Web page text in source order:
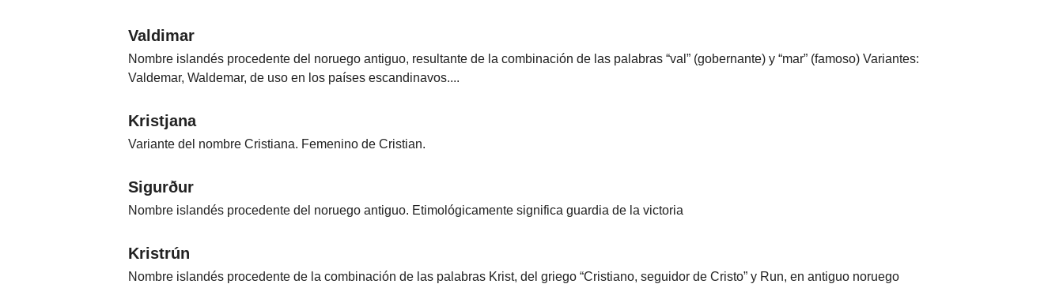
Valdimar
Nombre islandés procedente del noruego antiguo, resultante de la combinación de las palabras “val” (gobernante) y “mar” (famoso) Variantes:
Valdemar, Waldemar, de uso en los países escandinavos....
Kristjana
Variante del nombre Cristiana. Femenino de Cristian.
Sigurður
Nombre islandés procedente del noruego antiguo. Etimológicamente significa guardia de la victoria
Kristrún
Nombre islandés procedente de la combinación de las palabras Krist, del griego “Cristiano, seguidor de Cristo” y Run, en antiguo noruego